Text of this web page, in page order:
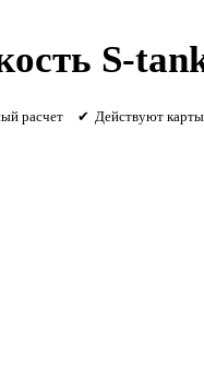
S-
расчет Действуют